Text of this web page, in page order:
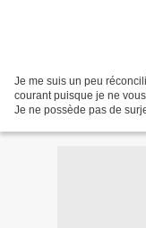
Je me suis un peu
courant puisque je ne
Je ne possède pas de